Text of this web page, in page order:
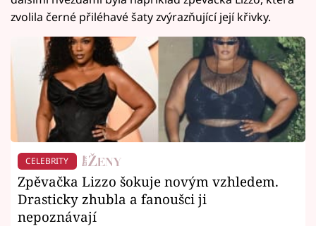
zvolila černé přiléhavé šaty zvýrazňující její křivky.
CELEBRITY
Zpěvačka Lizzo šokuje novým vzhledem.
Drasticky zhubla a fanoušci ji
nepoznávají